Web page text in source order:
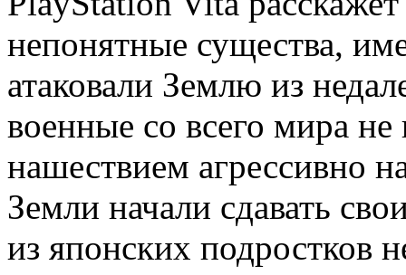
непонятные существа,
атаковали Землю из
военные со всего мира не
нашествием агрессивно
Земли начали сдавать
из японских подростков